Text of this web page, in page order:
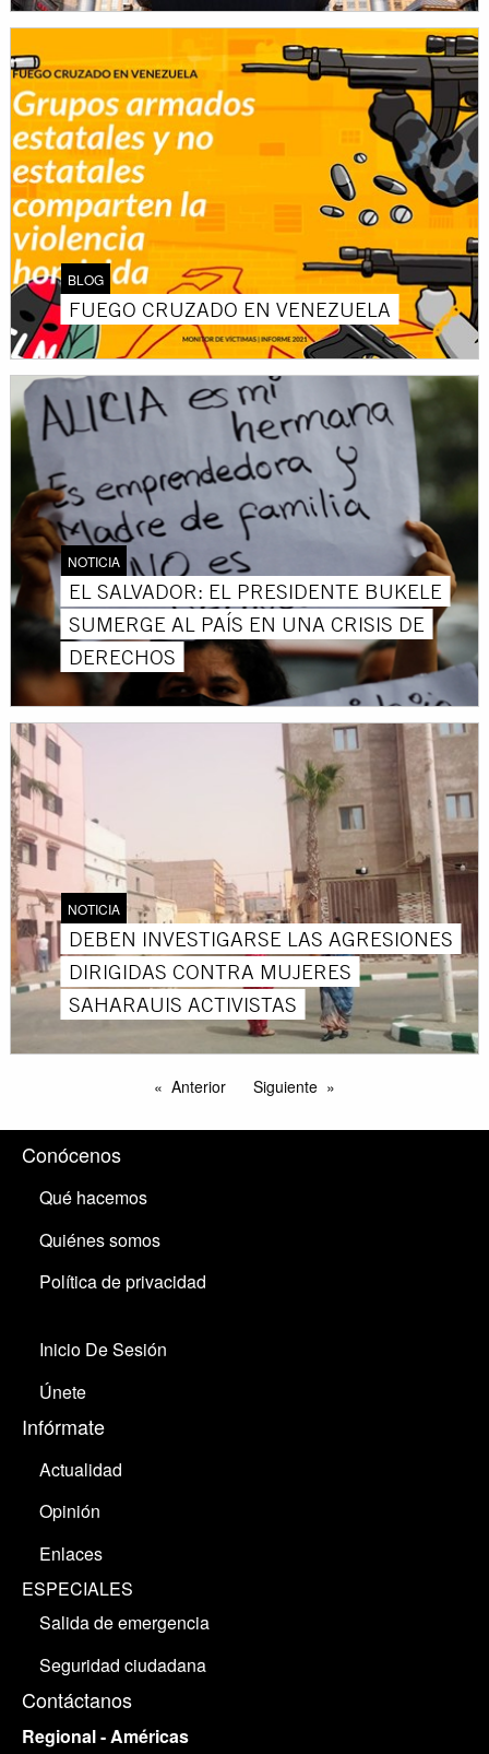
BLOG
FUEGO CRUZADO EN VENEZUELA
NOTICIA
EL SALVADOR: EL PRESIDENTE BUKELE
SUMERGE AL PAÍS EN UNA CRISIS DE
DERECHOS
NOTICIA
DEBEN INVESTIGARSE LAS AGRESIONES
DIRIGIDAS CONTRA MUJERES
SAHARAUIS ACTIVISTAS
Anterior Siguiente
Conócenos
Qué hacemos
Quiénes somos
Política de privacidad
Inicio De Sesión
Únete
Infórmate
Actualidad
Opinión
Enlaces
ESPECIALES
Salida de emergencia
Seguridad ciudadana
Contáctanos
Regional - Américas